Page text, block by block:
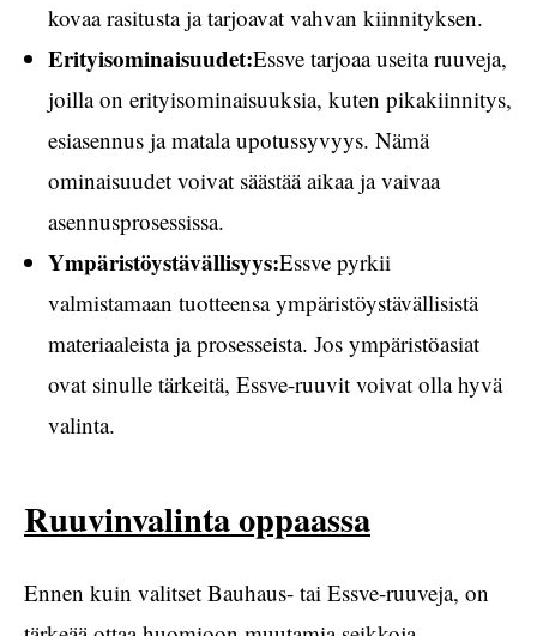
kovaa rasitusta ja tarjoavat vahvan kiinnityksen.
Erityisominaisuudet:Essve tarjoaa useita ruuveja,
joilla on erityisominaisuuksia, kuten pikakiinnitys,
esiasennus ja matala upotussyvyys. Nämä
ominaisuudet voivat säästää aikaa ja vaivaa
asennusprosessissa.
Ympäristöystävällisyys:Essve pyrkii
valmistamaan tuotteensa ympäristöystävällisistä
materiaaleista ja prosesseista. Jos ympäristöasiat
ovat sinulle tärkeitä, Essve-ruuvit voivat olla hyvä
valinta.
Ruuvinvalinta oppaassa
Ennen kuin valitset Bauhaus- tai Essve-ruuveja, on